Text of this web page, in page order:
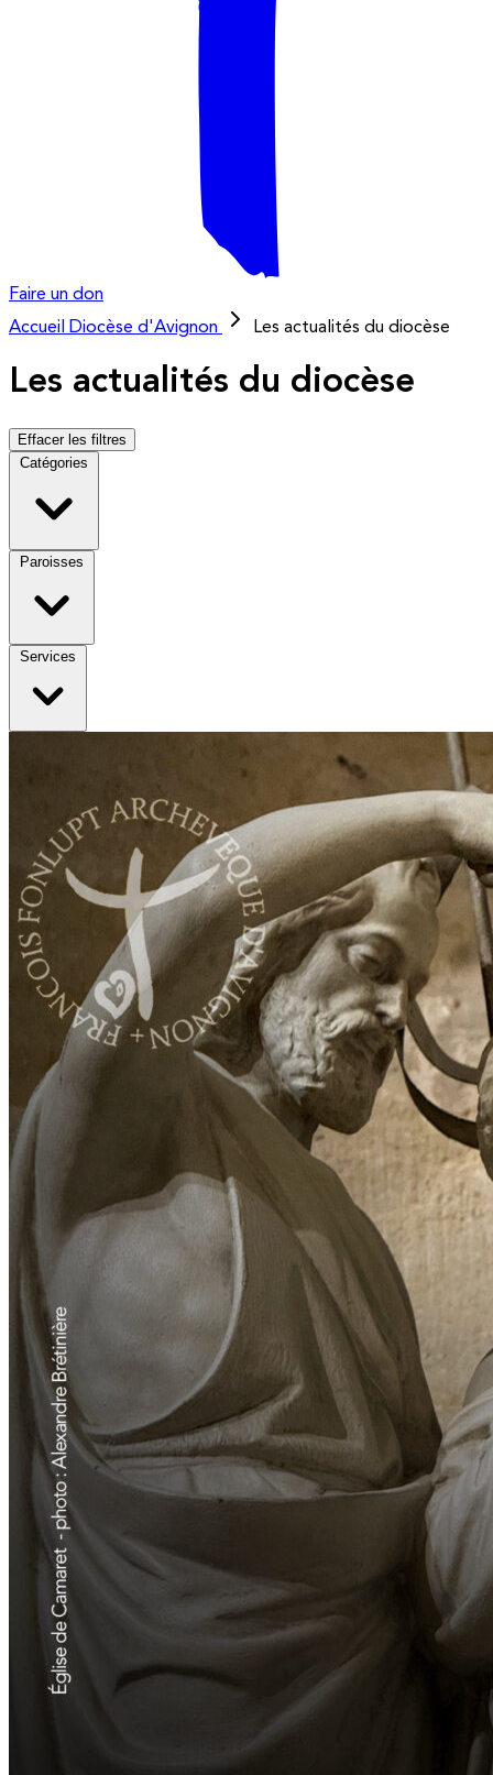
Faire un don
Accueil
Diocèse d'Avignon Les actualités du diocèse
Les actualités du diocèse
Effacer les filtres
Catégories
Paroisses
Services